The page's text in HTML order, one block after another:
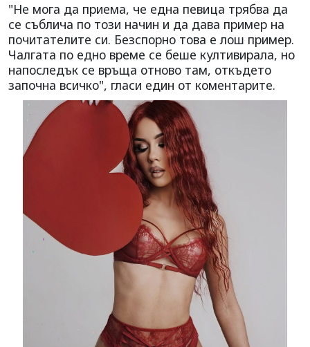
"Не мога да приема, че една певица трябва да
се съблича по този начин и да дава пример на
почитателите си. Безспорно това е лош пример.
Чалгата по едно време се беше култивирала, но
напоследък се връща отново там, откъдето
започна всичко", гласи един от коментарите.